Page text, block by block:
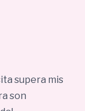
supera mis
son